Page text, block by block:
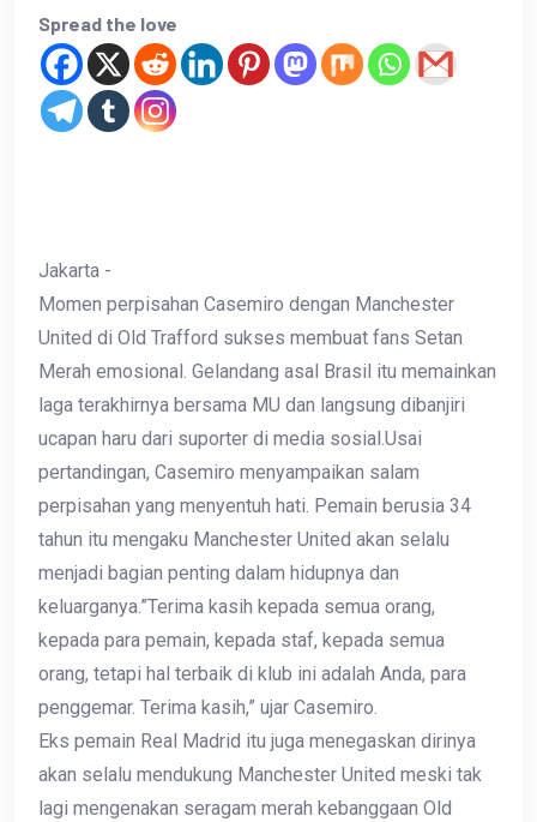
Spread the love
Jakarta -
Momen perpisahan Casemiro dengan Manchester
United di Old Trafford sukses membuat fans Setan
Merah emosional. Gelandang asal Brasil itu memainkan
laga terakhirnya bersama MU dan langsung dibanjiri
ucapan haru dari suporter di media sosial.Usai
pertandingan, Casemiro menyampaikan salam
perpisahan yang menyentuh hati. Pemain berusia 34
tahun itu mengaku Manchester United akan selalu
menjadi bagian penting dalam hidupnya dan
keluarganya.”Terima kasih kepada semua orang,
kepada para pemain, kepada staf, kepada semua
orang, tetapi hal terbaik di klub ini adalah Anda, para
penggemar. Terima kasih,” ujar Casemiro.
Eks pemain Real Madrid itu juga menegaskan dirinya
akan selalu mendukung Manchester United meski tak
lagi mengenakan seragam merah kebanggaan Old